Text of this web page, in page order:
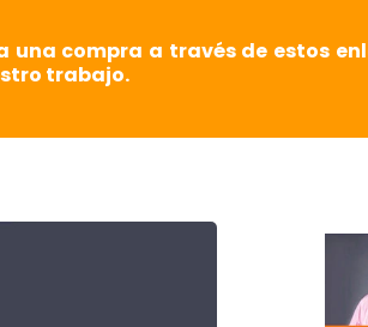
una compra a través de estos
trabajo.